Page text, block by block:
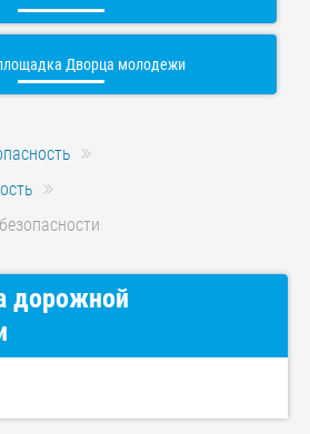
Дворца молодежи
дорожной